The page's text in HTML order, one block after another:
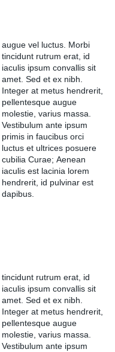
augue vel luctus. Morbi
tincidunt rutrum erat, id
iaculis ipsum convallis sit
amet. Sed et ex nibh.
Integer at metus hendrerit,
pellentesque augue
molestie, varius massa.
Vestibulum ante ipsum
primis in faucibus orci
luctus et ultrices posuere
cubilia Curae; Aenean
iaculis est lacinia lorem
hendrerit, id pulvinar est
dapibus.
tincidunt rutrum erat, id
iaculis ipsum convallis sit
amet. Sed et ex nibh.
Integer at metus hendrerit,
pellentesque augue
molestie, varius massa.
Vestibulum ante ipsum